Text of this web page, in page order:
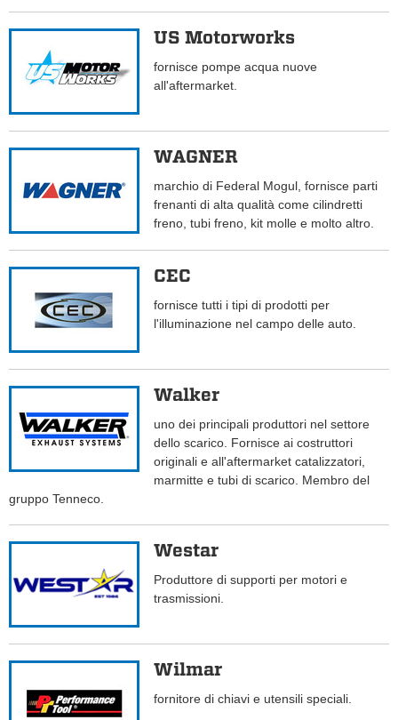
US Motorworks
fornisce pompe acqua nuove
all'aftermarket.
WAGNER
marchio di Federal Mogul, fornisce parti
frenanti di alta qualità come cilindretti
freno, tubi freno, kit molle e molto altro.
CEC
fornisce tutti i tipi di prodotti per
l'illuminazione nel campo delle auto.
Walker
uno dei principali produttori nel settore
dello scarico. Fornisce ai costruttori
originali e all'aftermarket catalizzatori,
marmitte e tubi di scarico. Membro del
gruppo Tenneco.
Westar
Produttore di supporti per motori e
trasmissioni.
Wilmar
fornitore di chiavi e utensili speciali.